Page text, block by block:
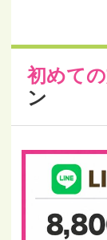
初めて
ン